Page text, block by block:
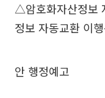
△암호화자산정보
정보 자동교환 이
안 행정예고